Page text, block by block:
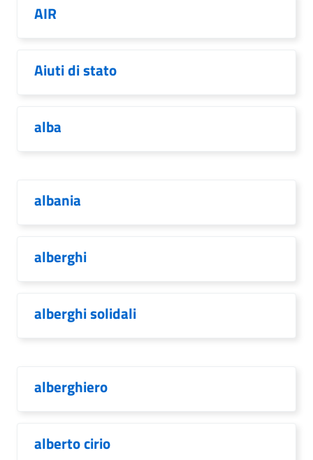
AIR
Aiuti di stato
alba
albania
alberghi
alberghi solidali
alberghiero
alberto cirio